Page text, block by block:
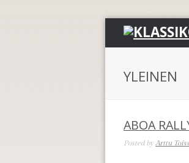
YLEINEN
ABOA
Posted by Arttu